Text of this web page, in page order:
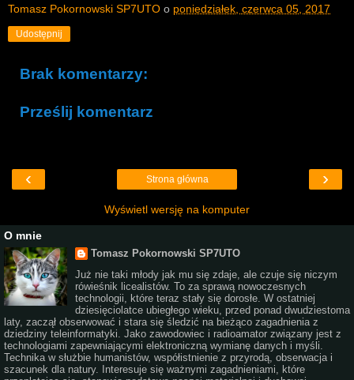
Tomasz Pokornowski SP7UTO o poniedziałek, czerwca 05, 2017
Udostępnij
Brak komentarzy:
Prześlij komentarz
‹ ›
Strona główna
Wyświetl wersję na komputer
O mnie
Tomasz Pokornowski SP7UTO
Już nie taki młody jak mu się zdaje, ale czuje się niczym
rówieśnik licealistów. To za sprawą nowoczesnych
technologii, które teraz stały się dorosłe. W ostatniej
dziesięciolatce ubiegłego wieku, przed ponad dwudziestoma
laty, zaczął obserwować i stara się śledzić na bieżąco zagadnienia z
dziedziny teleinformatyki. Jako zawodowiec i radioamator związany jest z
technologiami zapewniającymi elektroniczną wymianę danych i myśli.
Technika w służbie humanistów, współistnienie z przyrodą, obserwacja i
szacunek dla natury. Interesuje się ważnymi zagadnieniami, które